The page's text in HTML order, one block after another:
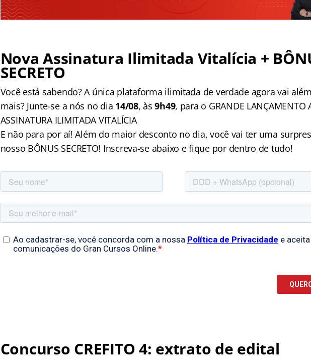
Nova Assinatura Ilimitada Vitalícia +
SECRETO
Você está sabendo? A única plataforma ilimitada de verdade agora vai
mais? Junte-se a nós no dia 14/08, às9h49, para o GRANDE LANÇAMENTO
ASSINATURA ILIMITADA VITALÍCIA
E não para por aí! Além do maior desconto no dia, você vai ter uma
nosso BÔNUS SECRETO! Inscreva-se abaixo e fique por dentro de tudo!
Concurso CREFITO 4: extrato de edital